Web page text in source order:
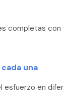
completas
una
en